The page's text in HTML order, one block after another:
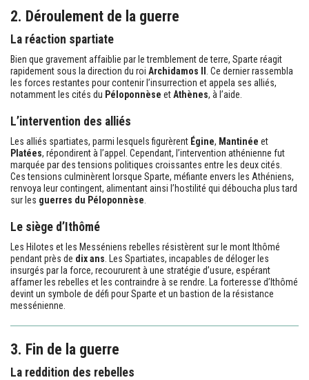
2. Déroulement de la guerre
La réaction spartiate
Bien que gravement affaiblie par le tremblement de terre, Sparte réagit
rapidement sous la direction du roi Archidamos II
. Ce dernier rassembla
les forces restantes pour contenir l’insurrection et appela ses alliés,
notamment les cités du Péloponnèse etAthènes, à l’aide.
L’intervention des alliés
Les alliés spartiates, parmi lesquels figurèrent Égine, Mantinée et
Platées, répondirent à l’appel. Cependant, l’intervention athénienne fut
marquée par des tensions politiques croissantes entre les deux cités.
Ces tensions culminèrent lorsque Sparte, méfiante envers les Athéniens,
renvoya leur contingent, alimentant ainsi l’hostilité qui déboucha plus tard
sur les guerres du Péloponnèse
Le siège d’Ithômé
Les Hilotes et les Messéniens rebelles résistèrent sur le mont Ithômé
pendant près de dix ans . Les Spartiates, incapables de déloger les
insurgés par la force, recoururent à une stratégie d’usure, espérant
affamer les rebelles et les contraindre à se rendre. La forteresse d’Ithômé
devint un symbole de défi pour Sparte et un bastion de la résistance
messénienne.
3. Fin de la guerre
La reddition des rebelles